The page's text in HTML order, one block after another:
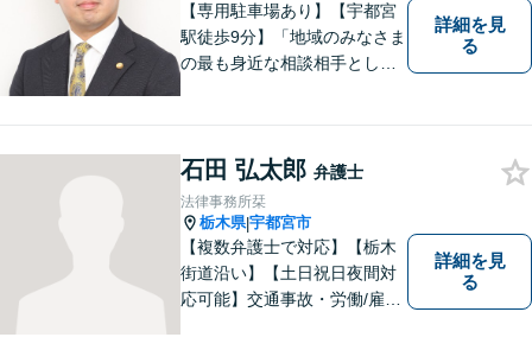
【専用駐車場あり】【宇都宮
駅徒歩9分】「地域のみなさま
の最も身近な相談相手として
通事故／遺産相続／借金問題
／企業法務／離婚問題などさ
まざまな分野に力を入れてお
ります。
詳細を見
る
石田 弘太郎 弁護士
法律事務所栞
栃木県|宇都宮市
【複数弁護士で対応】【栃木
街道沿い】【土日祝日夜間対
応可能】交通事故・労働/雇用
詳細を見
る